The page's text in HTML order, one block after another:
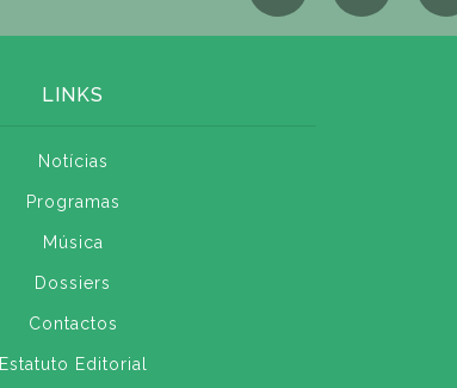
LINKS
Notícias
Programas
Música
Dossiers
Contactos
Estatuto Editorial